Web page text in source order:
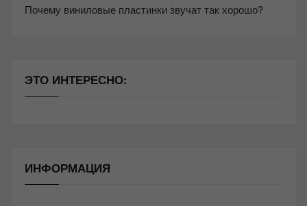
Почему виниловые пластинки звучат так хорошо?
ЭТО ИНТЕРЕСНО:
ИНФОРМАЦИЯ